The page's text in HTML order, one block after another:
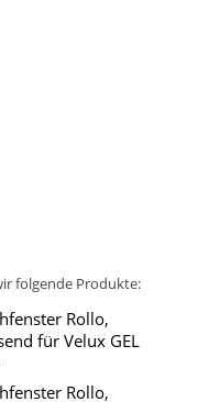
folgende Produkte:
Rollo,
für Velux GEL
Rollo,